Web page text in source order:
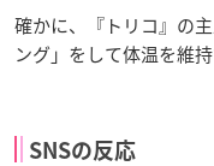
確かに、『トリコ』の
ング」をして体温を維
SNSの反応